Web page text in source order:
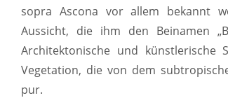
sopra Ascona vor allem bekannt
Aussicht, die ihm den Beinamen
Architektonische und
Vegetation, die von dem
pur.